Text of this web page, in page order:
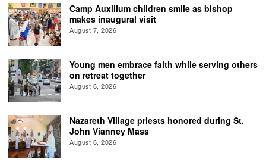
Camp Auxilium children smile as bishop
makes inaugural visit
August 7, 2026
Young men embrace faith while serving others
on retreat together
August 6, 2026
Nazareth Village priests honored during St.
John Vianney Mass
August 6, 2026